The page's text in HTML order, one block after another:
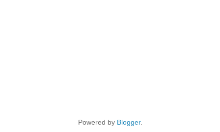
Powered by Blogger.